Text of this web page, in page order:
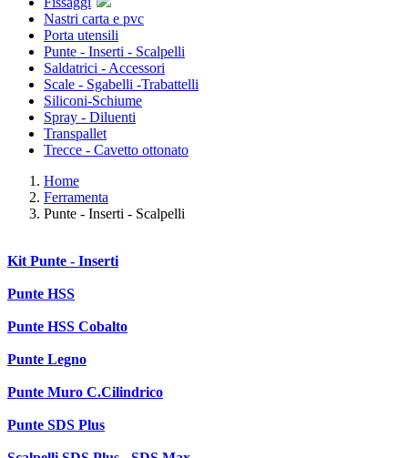
Nastri carta e pvc
Porta utensili
Punte - Inserti - Scalpelli
Saldatrici - Accessori
Scale - Sgabelli -Trabattelli
Siliconi-Schiume
Spray - Diluenti
Transpallet
Trecce - Cavetto ottonato
Home
Ferramenta
Punte - Inserti - Scalpelli
Kit Punte - Inserti
Punte HSS
Punte HSS Cobalto
Punte Legno
Punte Muro C.Cilindrico
Punte SDS Plus